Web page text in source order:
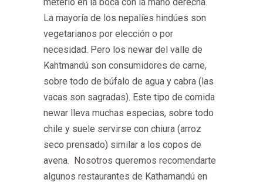
La mayoría de los nepalíes hindúes son
vegetarianos por elección o por
necesidad. Pero los newar del valle de
Kahtmandú son consumidores de carne,
sobre todo de búfalo de agua y cabra (las
vacas son sagradas). Este tipo de comida
newar lleva muchas especias, sobre todo
chile y suele servirse con chiura (arroz
seco prensado) similar a los copos de
avena. Nosotros queremos recomendarte
algunos restaurantes de Kathamandú en